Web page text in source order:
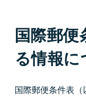
国際郵
る情報に
国際郵便条件表